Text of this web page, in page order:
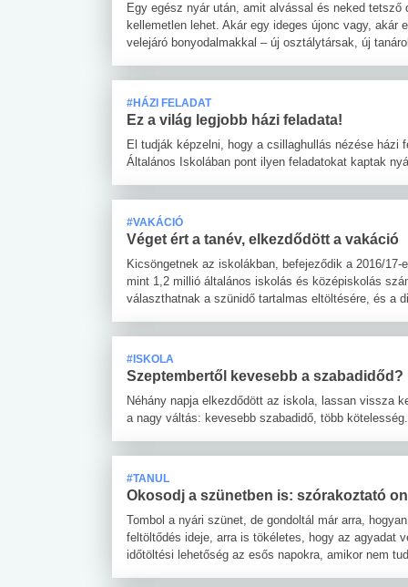
Egy egész nyár után, amit alvással és neked
kellemetlen lehet. Akár egy ideges újonc vagy,
velejáró bonyodalmakkal – új osztálytársak, új
#HÁZI FELADAT
Ez a világ legjobb házi feladata!
El tudják képzelni, hogy a csillaghullás nézése házi
Általános Iskolában pont ilyen feladatokat kaptak
#VAKÁCIÓ
Véget ért a tanév, elkezdődött a vakáció
Kicsöngetnek az iskolákban, befejeződik a 2016/
mint 1,2 millió általános iskolás és középiskolás
választhatnak a szünidő tartalmas eltöltésére, és a
#ISKOLA
Szeptembertől kevesebb a szabadidőd?
Néhány napja elkezdődött az iskola, lassan vissza
a nagy váltás: kevesebb szabadidő, több kötelesség.
#TANUL
Okosodj a szünetben is: szórakoztató
Tombol a nyári szünet, de gondoltál már arra,
feltöltődés ideje, arra is tökéletes, hogy az agyadat
időtöltési lehetőség az esős napokra, amikor nem